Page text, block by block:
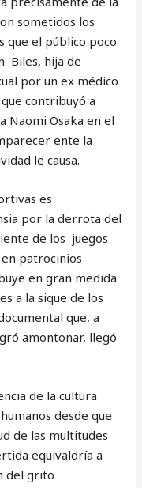
sometidos los
que el público poco
Biles, hija de
por un ex médico
contribuyó a
Naomi Osaka en el
ente la
le causa.
es
por la derrota del
de los juegos
patrocinios
en gran medida
a la sique de los
que, a
amontonar, llegó
de la cultura
desde que
de las multitudes
equivaldría a
del grito